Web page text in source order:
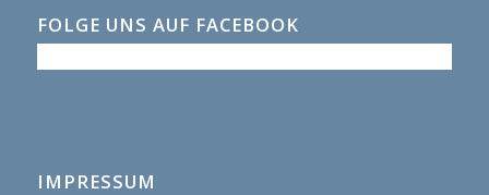
FOLGE UNS AUF FACEBOOK
IMPRESSUM